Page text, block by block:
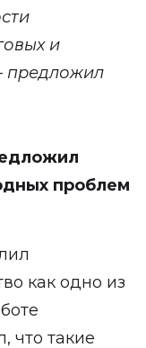
и
предложил
проблем
как одно из
что такие